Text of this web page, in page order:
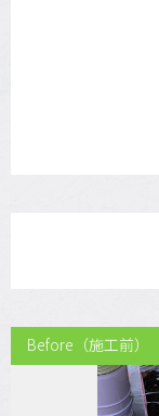
Before（施工前）